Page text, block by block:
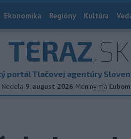
Ekonomika Regióny Kultúra
TERAZ.SK
portál Tlačovej agentúry
Nedela 9. august 2026 Meniny má